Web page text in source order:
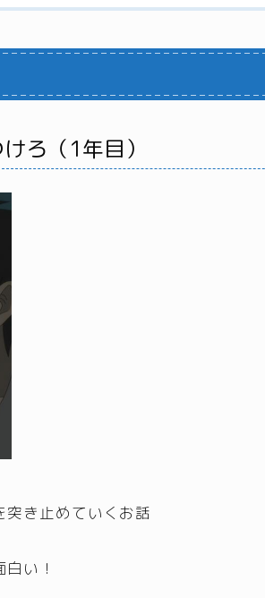
ろ（1年目）
き止めていくお話
い！